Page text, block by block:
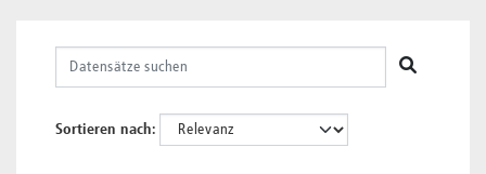
Sortieren nach